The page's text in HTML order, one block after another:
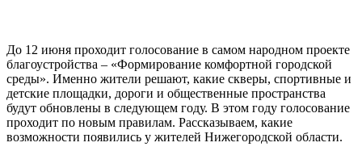
До 12 июня проходит голосование в самом народном проекте
благоустройства – «Формирование комфортной городской
среды». Именно жители решают, какие скверы, спортивные и
детские площадки, дороги и общественные пространства
будут обновлены в следующем году. В этом году голосование
проходит по новым правилам. Рассказываем, какие
возможности появились у жителей Нижегородской области.